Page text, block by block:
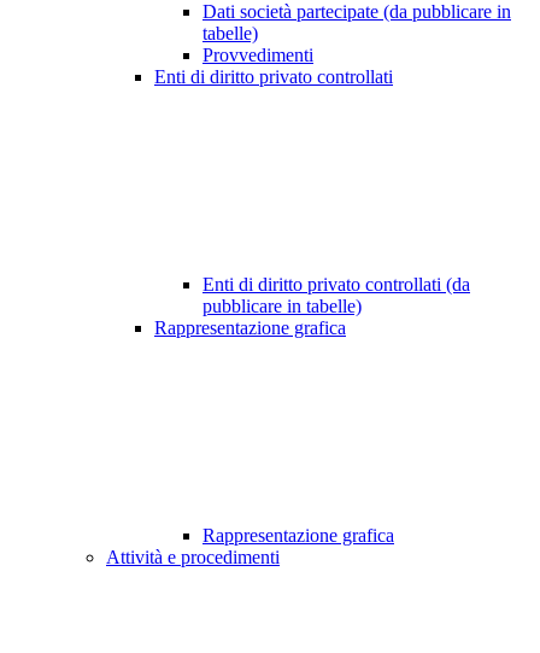
Dati società partecipate (da pubblicare in
tabelle)
Provvedimenti
Enti di diritto privato controllati
Enti di diritto privato controllati (da
pubblicare in tabelle)
Rappresentazione grafica
Rappresentazione grafica
Attività e procedimenti